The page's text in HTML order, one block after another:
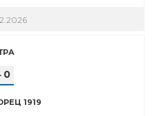
- 0
1919